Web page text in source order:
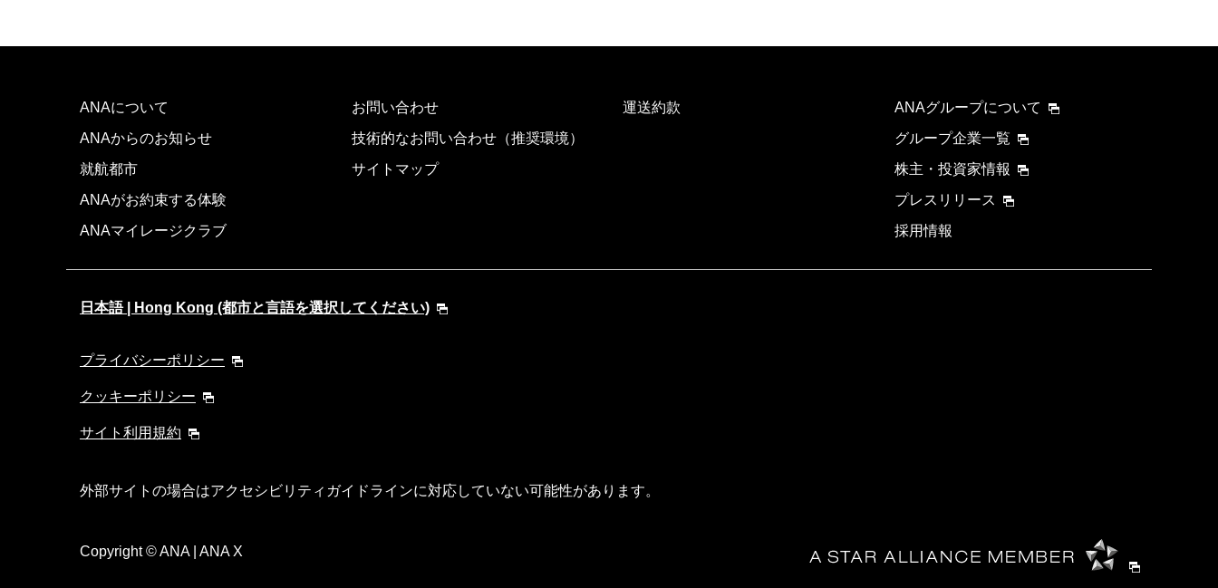
ANAについて
ANAからのお知らせ
就航都市
ANAがお約束する体験
ANAマイレージクラブ
お問い合わせ
技術的なお問い合わせ（推奨環境）
サイトマップ
運送約款
ANAグループについて
グループ企業一覧
株主・投資家情報
プレスリリース
採用情報
日本語 | Hong Kong (都市と言語を選択してください)
プライバシーポリシー
クッキーポリシー
サイト利用規約
外部サイトの場合はアクセシビリティガイドラインに対応していない可能性があります。
Copyright© ANA | ANA X